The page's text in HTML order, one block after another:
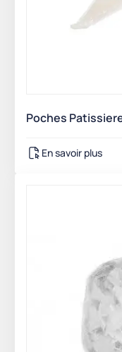
Poches
En savoir plus